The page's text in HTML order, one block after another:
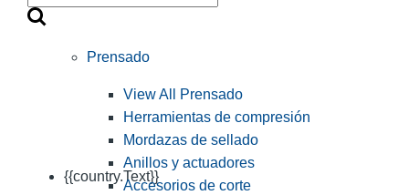
{{country.Text}}
Prensado
View All Prensado
Herramientas de compresión
Mordazas de sellado
Anillos y actuadores
Accesorios de corte